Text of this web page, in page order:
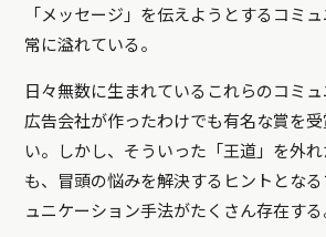
「メッセージ」を伝えようとするコミ
常に溢れている。
日々無数に生まれているこれらのコミュ
広告会社が作ったわけでも有名な賞を
い。しかし、そういった「王道」を外
も、冒頭の悩みを解決するヒントとな
ュニケーション手法がたくさん存在する